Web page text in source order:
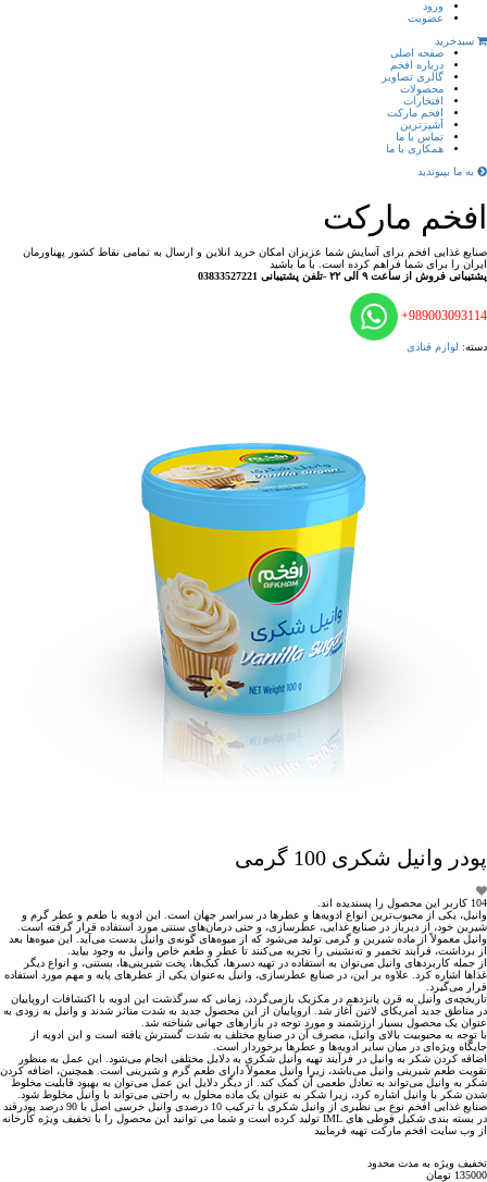
ورود
عضویت
سبدخرید
صفحه اصلی
درباره افخم
گالری تصاویر
محصولات
افتخارات
افخم مارکت
آشپزترین
تماس با ما
همکاری با ما
به ما بپیوندید
افخم مارکت
صنایع غذایی افخم برای آسایش شما عزیزان امکان خرید انلاین و ارسال به تمامی نقاط کشور پهناورمان
ایران را برای شما فراهم کرده است. با ما باشید
پشتیبانی فروش از ساعت ۹ الی ۲۲ -تلفن پشتیبانی 03833527221
989003093114+
دسته: لوازم قنادی
پودر وانیل شکری 100 گرمی
104 کاربر این محصول را پسندیده اند.
وانیل، یکی از محبوب‌ترین انواع ادویه‌ها و عطرها در سراسر جهان است. این ادویه با طعم و عطر گرم و
شیرین خود، از دیرباز در صنایع غذایی، عطرسازی، و حتی درمان‌های سنتی مورد استفاده قرار گرفته است.
وانیل معمولاً از ماده شیرین و گرمی تولید می‌شود که از میوه‌های گونه‌ی وانیل بدست می‌آید. این میوه‌ها بعد
از برداشت، فرآیند تخمیر و ته‌نشینی را تجربه می‌کنند تا عطر و طعم خاص وانیل به وجود بیاید.
از جمله کاربردهای وانیل می‌توان به استفاده در تهیه دسرها، کیک‌ها، پخت شیرینی‌ها، بستنی، و انواع دیگر
غذاها اشاره کرد. علاوه بر این، در صنایع عطرسازی، وانیل به‌عنوان یکی از عطرهای پایه و مهم مورد استفاده
قرار می‌گیرد.
تاریخچه‌ی وانیل به قرن پانزدهم در مکزیک بازمی‌گردد، زمانی که سرگذشت این ادویه با اکتشافات اروپاییان
در مناطق جدید آمریکای لاتین آغاز شد. اروپاییان از این محصول جدید به شدت متاثر شدند و وانیل به زودی به
عنوان یک محصول بسیار ارزشمند و مورد توجه در بازارهای جهانی شناخته شد.
با توجه به محبوبیت بالای وانیل، مصرف آن در صنایع مختلف به شدت گسترش یافته است و این ادویه از
جایگاه ویژه‌ای در میان سایر ادویه‌ها و عطرها برخوردار است.
اضافه کردن شکر به وانیل در فرآیند تهیه وانیل شکری به دلایل مختلفی انجام می‌شود. این عمل به منظور
تقویت طعم شیرینی وانیل می‌باشد، زیرا وانیل معمولاً دارای طعم گرم و شیرینی است. همچنین، اضافه کردن
شکر به وانیل می‌تواند به تعادل طعمی آن کمک کند. از دیگر دلایل این عمل می‌توان به بهبود قابلیت مخلوط
شدن شکر با وانیل اشاره کرد، زیرا شکر به عنوان یک ماده محلول به راحتی می‌تواند با وانیل مخلوط شود.
صنایع غذایی افخم نوع بی نظیری از وانیل شکری با ترکیب 10 درصدی وانیل خرسی اصل با 90 درصد پودرقند
در بسته بندی شکیل قوطی های IML تولید کرده است و شما می توانید این محصول را با تخفیف ویژه کارخانه
از وب سایت افخم مارکت تهیه فرمایید
تخفیف ویژه به مدت محدود
135000 تومان